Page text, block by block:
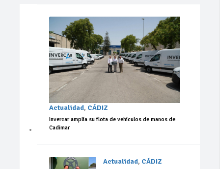
Actualidad, CÁDIZ
Invercar amplía su flota de vehículos de manos de
Cadimar
Actualidad, CÁDIZ